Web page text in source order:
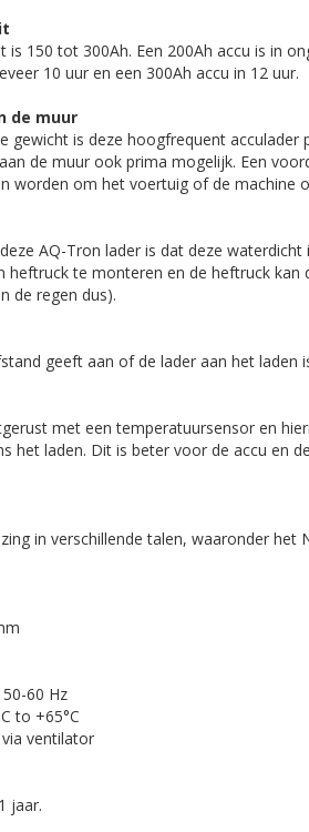
is 150 tot 300Ah. Een 200Ah accu is in
10 uur en een 300Ah accu in 12 uur.
de muur
gewicht is deze hoogfrequent acculader
de muur ook prima mogelijk. Een
worden om het voertuig of de machine
AQ-Tron lader is dat deze
heftruck te monteren en de heftruck kan
de regen dus).
geeft aan of de lader aan het laden
met een temperatuursensor en
het laden. Dit is beter voor de accu en
in verschillende talen, waaronder
60 Hz
to +65°C
ventilator
jaar.